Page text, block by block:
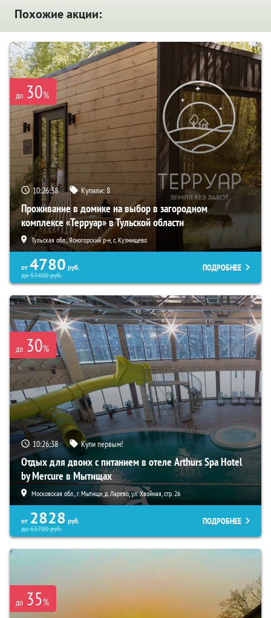
Похожие акции:
до 30%
10:26:37 Купили:8
Проживание в домике на выбор в загородном
комплексе «Терруар» в Тульской области
Тульская обл., Ясногорский р-н, с. Кузмищево
от 4780 руб.
до57400руб.
ПОДРОБНЕЕ
до 30%
10:26:37 Купи первым!
Отдых для двоих с питанием в отеле Arthurs Spa Hotel
by Mercure в Мытищах
Московская обл., г. Мытищи, д. Ларево, ул. Хвойная, стр. 26
от 2828 руб.
до65700руб.
ПОДРОБНЕЕ
до 35%